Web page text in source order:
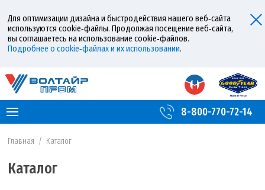
Для оптимизации дизайна и быстродействия нашего веб‑сайта
используются cookie‑файлы. Продолжая посещение веб‑сайта,
вы соглашаетесь на использование cookie‑файлов.
Подробнее о cookie‑файлах и их использовании.
8-800-770-72-14
Главная / Каталог
Каталог